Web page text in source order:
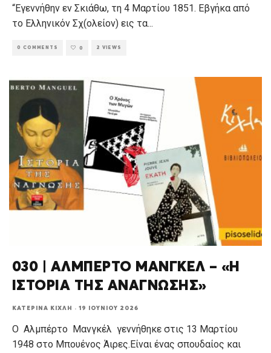
“Εγεννήθην εν Σκιάθω, τη 4 Μαρτίου 1851. Εβγήκα από
το Ελληνικόν Σχ(ολείον) εις τα...
0 COMMENTS 0 2 VIEWS
030 | ΑΛΜΠΕΡΤΟ ΜΑΝΓΚΕΛ – «Η
ΙΣΤΟΡΙΑ ΤΗΣ ΑΝΑΓΝΩΣΗΣ»
ΚΑΤΕΡΊΝΑ ΚΊΧΛΗ · 19 ΙΟΥΝΊΟΥ 2026
Ο Αλμπέρτο Μανγκέλ γεννήθηκε στις 13 Μαρτίου
1948 στο Μπουένος Άιρες.Είναι ένας σπουδαίος και